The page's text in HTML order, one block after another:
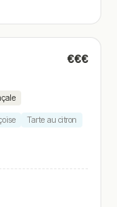
€€€
Tarte au citron